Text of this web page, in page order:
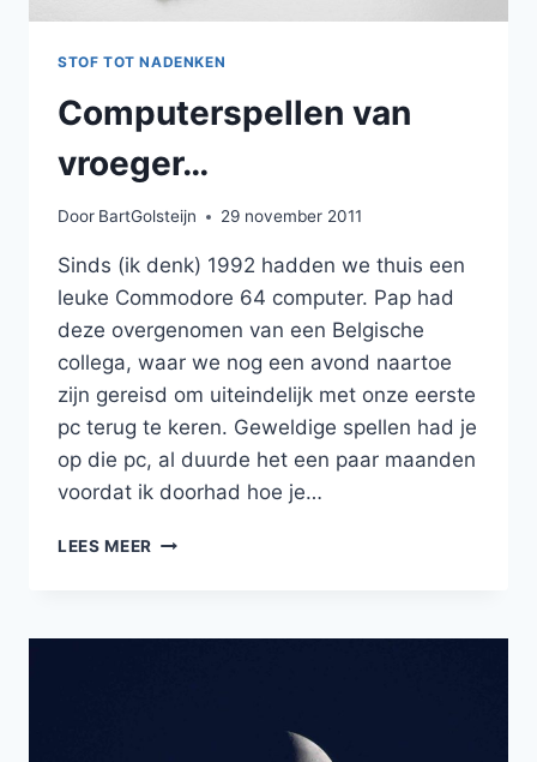
STOF TOT NADENKEN
Computerspellen van
vroeger…
Door BartGolsteijn 29 november 2011
Sinds (ik denk) 1992 hadden we thuis een
leuke Commodore 64 computer. Pap had
deze overgenomen van een Belgische
collega, waar we nog een avond naartoe
zijn gereisd om uiteindelijk met onze eerste
pc terug te keren. Geweldige spellen had je
op die pc, al duurde het een paar maanden
voordat ik doorhad hoe je…
LEES MEER COMPUTERSPELLEN